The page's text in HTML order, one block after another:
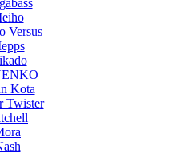
Versus
Kota
Twister